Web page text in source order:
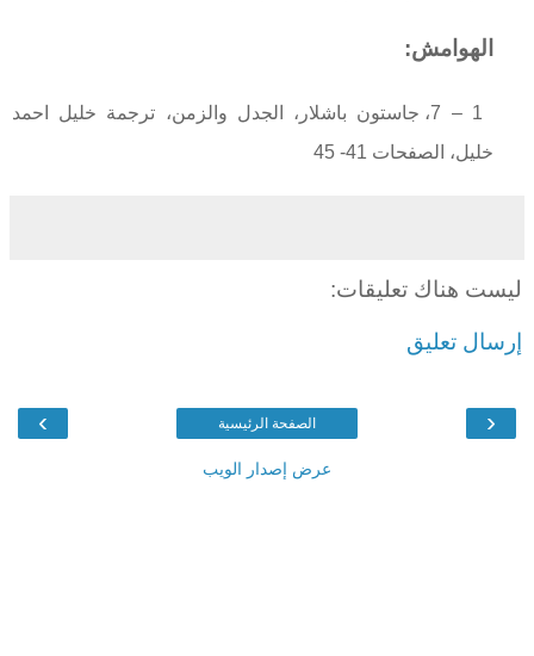
الهوامش:
1 – 7، جاستون باشلار، الجدل والزمن، ترجمة خليل احمد
خليل، الصفحات 41- 45
ليست هناك تعليقات:
إرسال تعليق
‹
› الصفحة الرئيسية
عرض إصدار الويب